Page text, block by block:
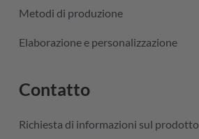
Metodi di produzione
Elaborazione e personalizzazione
Contatto
Richiesta di informazioni sul prodotto